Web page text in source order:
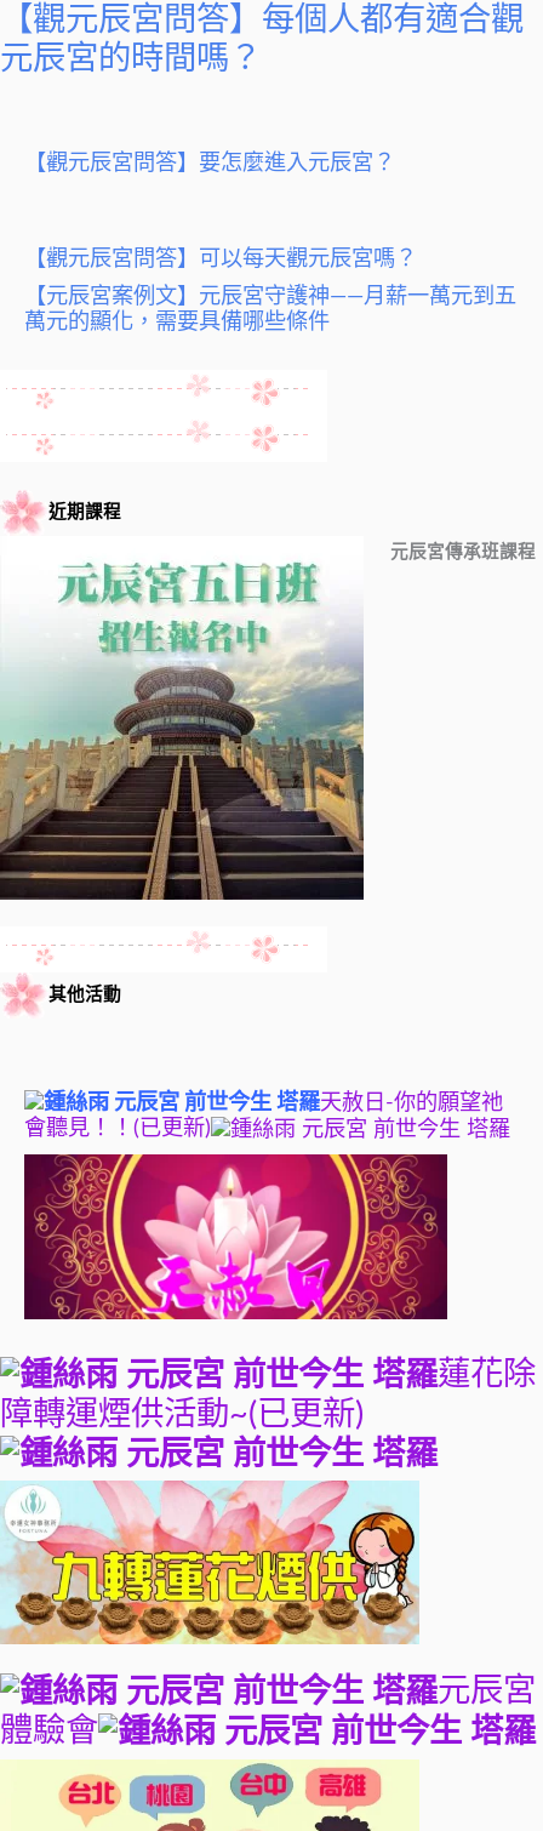
【觀元辰宮問答】每個人都有適合觀
元辰宮的時間嗎？
【觀元辰宮問答】要怎麼進入元辰宮？
【觀元辰宮問答】可以每天觀元辰宮嗎？
【元辰宮案例文】元辰宮守護神——月薪一萬元到五
萬元的顯化，需要具備哪些條件
近期課程
元辰宮傳承班課程
其他活動
天赦日-你的願望祂
會聽見！！(已更新)
蓮花除
障轉運煙供活動~(已更新)
元辰宮
體驗會